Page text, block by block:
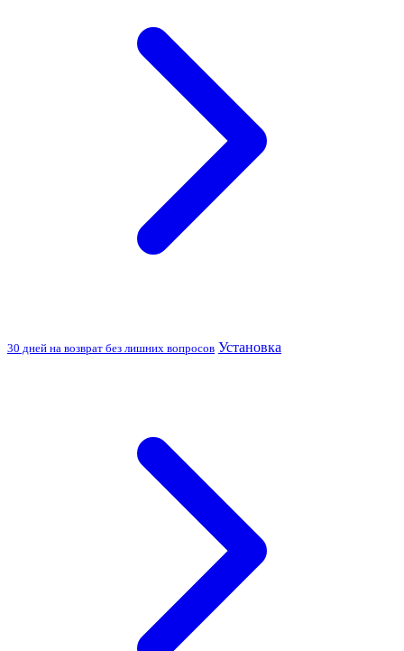
30 дней на возврат без лишних вопросов Установка